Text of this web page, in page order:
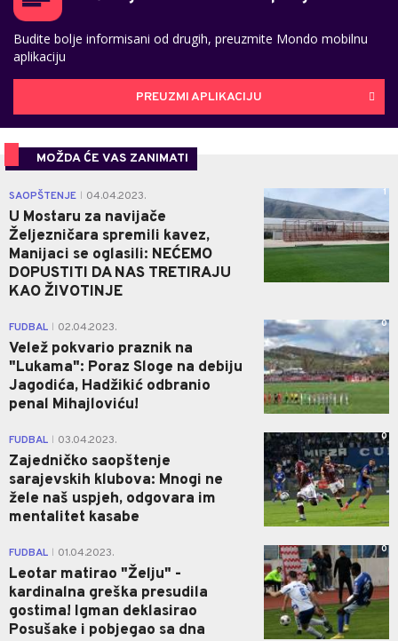
Budite bolje informisani od drugih, preuzmite Mondo mobilnu
aplikaciju
PREUZMI APLIKACIJU
MOŽDA ĆE VAS ZANIMATI
SAOPŠTENJE 04.04.2023.
U Mostaru za navijače
Željezničara spremili kavez,
Manijaci se oglasili: NEĆEMO
DOPUSTITI DA NAS TRETIRAJU
KAO ŽIVOTINJE
1
FUDBAL 02.04.2023.
Velež pokvario praznik na
"Lukama": Poraz Sloge na debiju
Jagodića, Hadžikić odbranio
penal Mihajloviću!
0
FUDBAL 03.04.2023.
Zajedničko saopštenje
sarajevskih klubova: Mnogi ne
žele naš uspjeh, odgovara im
mentalitet kasabe
0
FUDBAL 01.04.2023.
Leotar matirao "Želju" -
kardinalna greška presudila
gostima! Igman deklasirao
Posušake i pobjegao sa dna
0